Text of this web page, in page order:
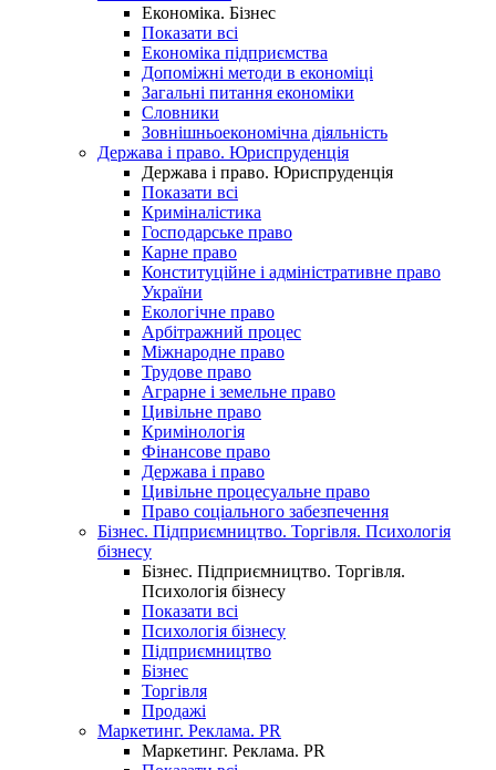
Економіка. Бізнес
Показати всі
Економіка підприємства
Допоміжні методи в економіці
Загальні питання економіки
Словники
Зовнішньоекономічна діяльність
Держава і право. Юриспруденція
Держава і право. Юриспруденція
Показати всі
Криміналістика
Господарське право
Карне право
Конституційне і адміністративне право
України
Екологічне право
Арбітражний процес
Міжнародне право
Трудове право
Аграрне і земельне право
Цивільне право
Кримінологія
Фінансове право
Держава і право
Цивільне процесуальне право
Право соціального забезпечення
Бізнес. Підприємництво. Торгівля. Психологія
бізнесу
Бізнес. Підприємництво. Торгівля.
Психологія бізнесу
Показати всі
Психологія бізнесу
Підприємництво
Бізнес
Торгівля
Продажі
Маркетинг. Реклама. PR
Маркетинг. Реклама. PR